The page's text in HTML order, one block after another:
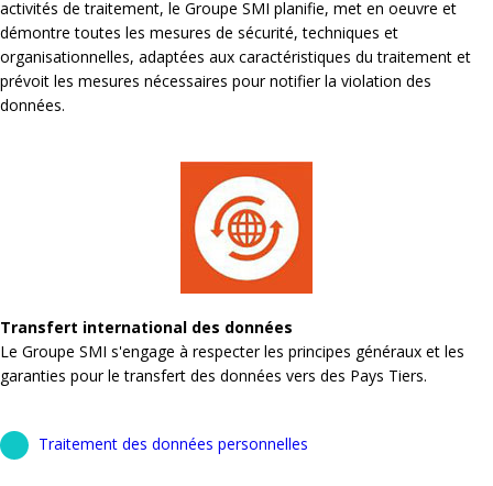
activités de traitement, le Groupe SMI planifie, met en oeuvre et
démontre toutes les mesures de sécurité, techniques et
organisationnelles, adaptées aux caractéristiques du traitement et
prévoit les mesures nécessaires pour notifier la violation des
données.
Transfert international des données
Le Groupe SMI s'engage à respecter les principes généraux et les
garanties pour le transfert des données vers des Pays Tiers.
Traitement des données personnelles